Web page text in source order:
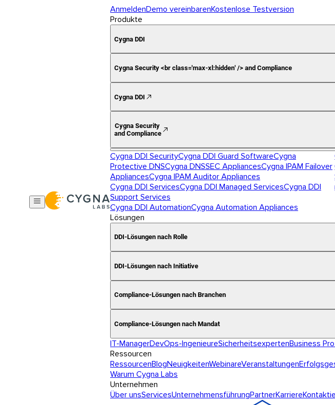
AnmeldenDemo vereinbarenKostenlose Testversion
Produkte
Cygna DDI
Cygna Security <br class='max-xl:hidden' /> and Compliance
Cygna DDI
Cygna Security
and Compliance
Cygna DDI SecurityCygna DDI Guard SoftwareCygna
Protective DNSCygna DNSSEC AppliancesCygna IPAM Failover
AppliancesCygna IPAM Auditor Appliances
Cygna DDI ServicesCygna DDI Managed ServicesCygna DDI
Support Services
Cygna DDI AutomationCygna Automation Appliances
Lösungen
DDI-Lösungen nach Rolle
DDI-Lösungen nach Initiative
Compliance-Lösungen nach Branchen
Compliance-Lösungen nach Mandat
IT-ManagerDevOps-IngenieureSicherheitsexpertenBusiness
Ressourcen
RessourcenBlogNeuigkeitenWebinareVeranstaltungen
Warum Cygna Labs
Unternehmen
Über unsServicesUnternehmensführungPartnerKarriere